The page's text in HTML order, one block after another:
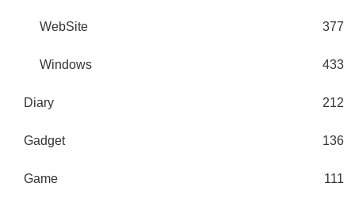
WebSite 377
Windows 433
Diary 212
Gadget 136
Game 111